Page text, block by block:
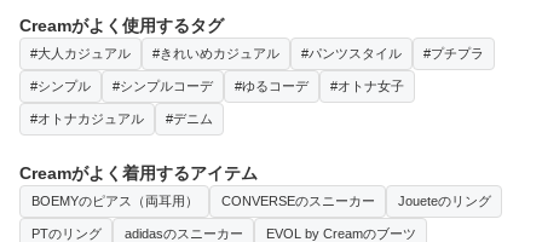
Creamがよく使用するタグ
#大人カジュアル #きれいめカジュアル #パンツスタイル #プチプラ
#シンプル #シンプルコーデ #ゆるコーデ #オトナ女子
#オトナカジュアル #デニム
Creamがよく着用するアイテム
BOEMYのピアス（両耳用） CONVERSEのスニーカー Joueteのリング
PTのリング adidasのスニーカー EVOL by Creamのブーツ